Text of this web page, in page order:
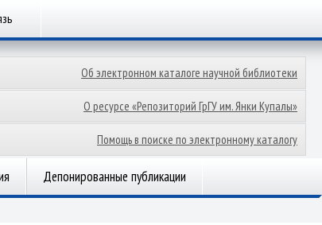
Об электронном каталоге научной библиотеки
О ресурсе «Репозиторий ГрГУ им. Янки Купалы»
Помощь в поиске по электронному каталогу
Депонированные публикации